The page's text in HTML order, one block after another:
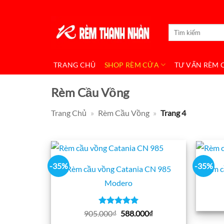
Tìm
kiếm:
TRANG CHỦ SHOP RÈM CỬA TƯ VẤN RÈM
Rèm Cầu Vồng
Trang Chủ » Rèm Cầu Vồng » Trang 4
-35%Rèm cầu vồng Catania CN 985
Modero
Được xếp
905.000₫ Giá
588.000₫Giá
-35%
Rèm